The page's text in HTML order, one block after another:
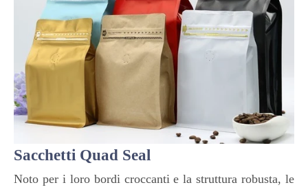
Sacchetti Quad Seal
Noto per i loro bordi croccanti e la struttura robusta, le